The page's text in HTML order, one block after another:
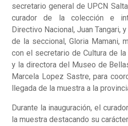
secretario general de UPCN
curador de la colección e
Directivo Nacional, Juan Tangari,
de la seccional, Gloria Mamani,
con el secretario de Cultura de la
y la directora del Museo de
Marcela Lopez Sastre, para
llegada de la muestra a la
Durante la inauguración, el
la muestra destacando su